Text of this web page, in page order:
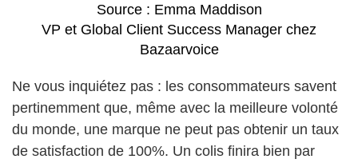
Source : Emma Maddison
VP et Global Client Success Manager chez
Bazaarvoice
Ne vous inquiétez pas : les consommateurs savent
pertinemment que, même avec la meilleure volonté
du monde, une marque ne peut pas obtenir un taux
de satisfaction de 100%. Un colis finira bien par